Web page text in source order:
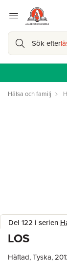
Sök efter
Hälsa och familj
Del 122 i serien
LOS
Häftad, Tyska,